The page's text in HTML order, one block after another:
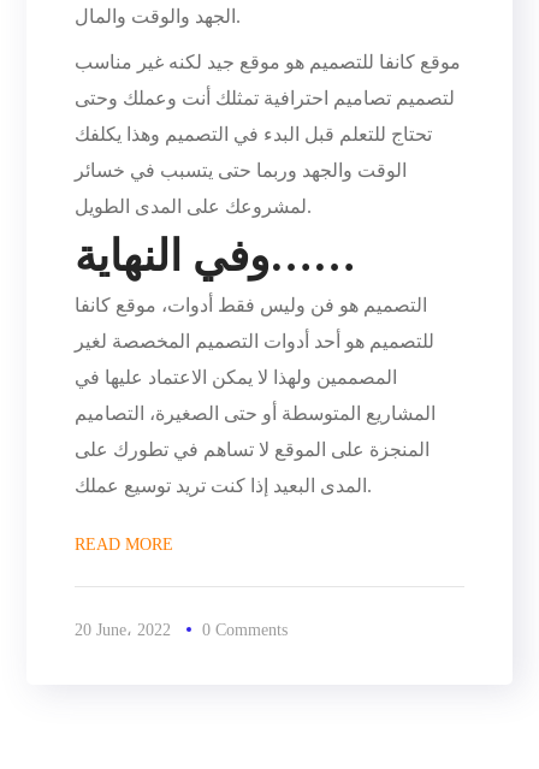
الجهد والوقت والمال.
موقع كانفا للتصميم هو موقع جيد لكنه غير مناسب
لتصميم تصاميم احترافية تمثلك أنت وعملك وحتى
تحتاج للتعلم قبل البدء في التصميم وهذا يكلفك
الوقت والجهد وربما حتى يتسبب في خسائر
لمشروعك على المدى الطويل.
وفي النهاية……
التصميم هو فن وليس فقط أدوات، موقع كانفا
للتصميم هو أحد أدوات التصميم المخصصة لغير
المصممين ولهذا لا يمكن الاعتماد عليها في
المشاريع المتوسطة أو حتى الصغيرة، التصاميم
المنجزة على الموقع لا تساهم في تطورك على
المدى البعيد إذا كنت تريد توسيع عملك.
READ MORE
20 June، 2022 0 Comments